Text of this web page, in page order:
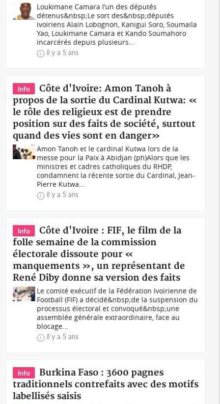
Loukimane Camara l’un des députés
détenus&nbsp;Le sort des&nbsp;députés
ivoiriens Alain Lobognon, Kanigui Soro, Soumaila
Yao, Loukimane Camara et Kando Soumahoro
incarcérés depuis plusieurs...
il y a 5 ans
Info
Côte d'Ivoire: Amon Tanoh à
propos de la sortie du Cardinal Kutwa: «
le rôle des religieux est de prendre
position sur des faits de société, surtout
quand des vies sont en danger»
Amon Tanoh et le cardinal Kutwa lors de la
messe pour la Paix à Abidjan (ph)Alors que les
ministres et cadres catholiques du RHDP,
condamnent la récente sortie du Cardinal, Jean-
Pierre Kutwa...
il y a 5 ans
Info
Côte d'Ivoire : FIF, le film de la
folle semaine de la commission
électorale dissoute pour «
manquements », un représentant de
René Diby donne sa version des faits
Le comité exécutif de la Fédération Ivoirienne de
Football (FIF) a décidé&nbsp;de la suspension du
processus électoral et convoqué&nbsp;une
assemblée générale extraordinaire, face au
blocage...
il y a 5 ans
Info
Burkina Faso : 3600 pagnes
traditionnels contrefaits avec des motifs
labellisés saisis